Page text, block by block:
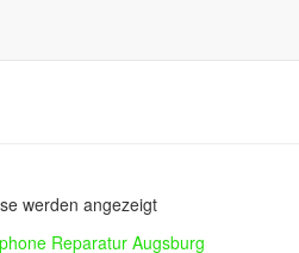
werden angezeigt